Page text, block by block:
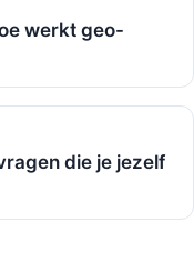
werkt geo-
die je jezelf